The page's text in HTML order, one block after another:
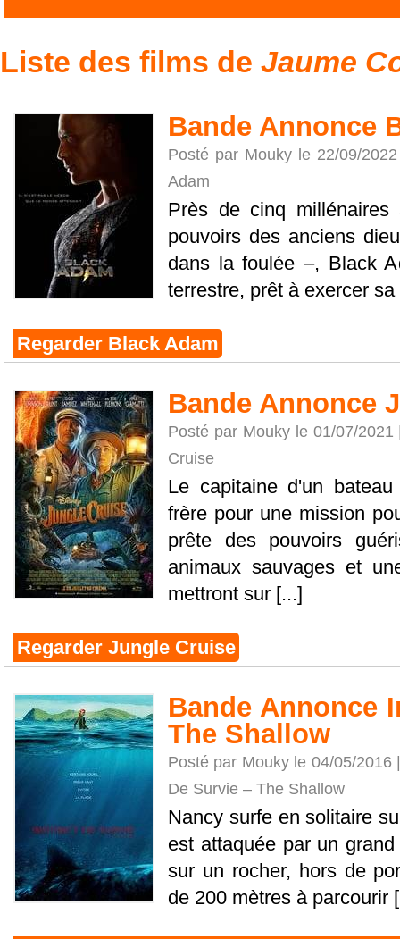
Liste des films de Jaume
Bande Annonce
Posté par Mouky le 22/09/
Adam
Près de cinq
pouvoirs des anciens
dans la foulée –, Black
terrestre, prêt à exercer
Regarder Black Adam
Bande Annonce
Posté par Mouky le 01/07/
Cruise
Le capitaine d'un
frère pour une mission
prête des pouvoirs
animaux sauvages et
mettront sur [...]
Regarder Jungle Cruise
Bande Annonce
The Shallow
Posté par Mouky le 04/05/
De Survie – The Shallow
Nancy surfe en solitaire
est attaquée par un
sur un rocher, hors de
de 200 mètres à parcourir